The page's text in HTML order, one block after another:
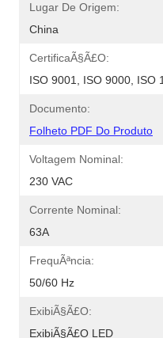
Lugar De Origem:
China
CertificaÃ§Ã£o:
ISO 9001, ISO 9000, ISO
Documento:
Folheto PDF Do Produto
Voltagem Nominal:
230 VAC
Corrente Nominal:
63A
FrequÃªncia:
50/60 Hz
ExibiÃ§Ã£o:
ExibiÃ§Ã£o LED